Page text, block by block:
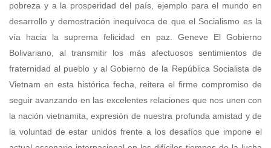
pobreza y a la prosperidad del país, ejemplo para el mundo en
desarrollo y demostración inequívoca de que el Socialismo es la
vía hacia la suprema felicidad en paz. Geneve El Gobierno
Bolivariano, al transmitir los más afectuosos sentimientos de
fraternidad al pueblo y al Gobierno de la República Socialista de
Vietnam en esta histórica fecha, reitera el firme compromiso de
seguir avanzando en las excelentes relaciones que nos unen con
la nación vietnamita, expresión de nuestra profunda amistad y de
la voluntad de estar unidos frente a los desafíos que impone el